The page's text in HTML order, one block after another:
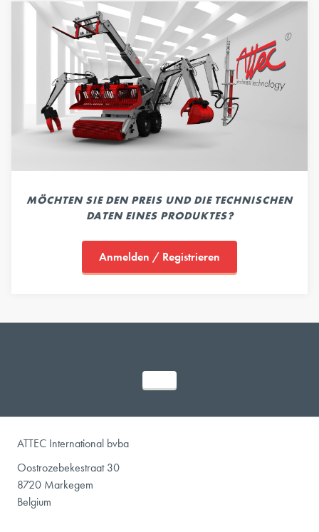
MÖCHTEN SIE DEN PREIS UND DIE TECHNISCHEN
DATEN EINES PRODUKTES?
Anmelden / Registrieren
ATTEC International bvba
Oostrozebekestraat 30
8720 Markegem
Belgium